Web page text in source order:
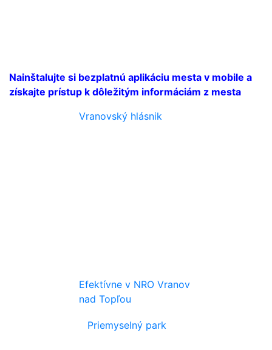
Nainštalujte si bezplatnú aplikáciu mesta v mobile a
získajte prístup k dôležitým informáciám z mesta
Vranovský hlásnik
Efektívne v NRO Vranov
nad Topľou
Priemyselný park